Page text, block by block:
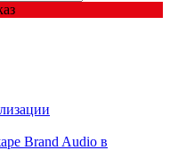
Brand Audio в